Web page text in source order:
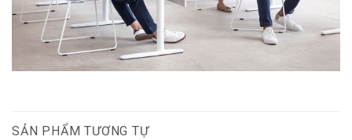
SẢN PHẨM TƯƠNG TỰ